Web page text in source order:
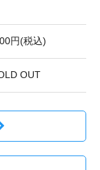
円(税込)
OUT